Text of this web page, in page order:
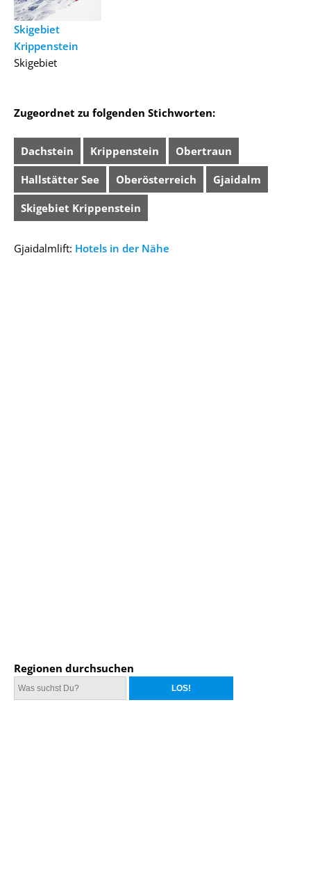
Skigebiet
Krippenstein
Skigebiet
Zugeordnet zu folgenden Stichworten:
Dachstein Krippenstein Obertraun
Hallstätter See Oberösterreich Gjaidalm
Skigebiet Krippenstein
Gjaidalmlift: Hotels in der Nähe
Regionen durchsuchen